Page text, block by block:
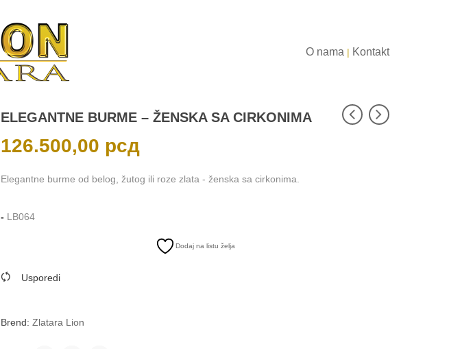
O nama | Kontakt
ELEGANTNE BURME – ŽENSKA SA CIRKONIMA
126.500,00 рсд
Elegantne burme od belog, žutog ili roze zlata - ženska sa cirkonima.
- LB064
Dodaj na listu želja
Usporedi
Brend:Zlatara Lion